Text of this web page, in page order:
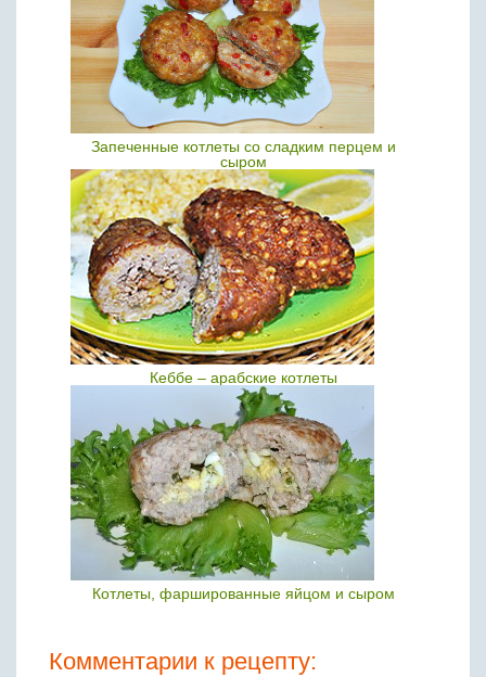
Запеченные котлеты со сладким перцем и
сыром
Кеббе – арабские котлеты
Котлеты, фаршированные яйцом и сыром
Комментарии к рецепту: